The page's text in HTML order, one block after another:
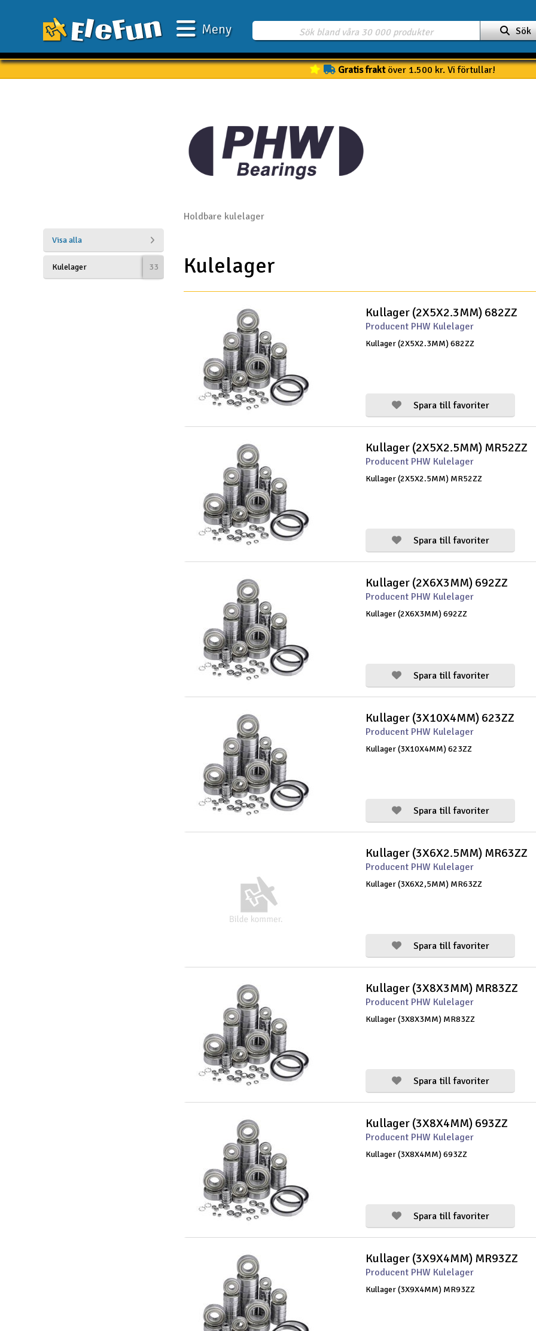
Bilbana
Båtar
Sök
Meny
Gratis fraktöver 1.500 kr. Vi förtullar!
Holdbare kulelager
Visa alla
Kulelager 33 Kulelager
Kullager (2X5X2.3MM) 682ZZ
Producent PHW Kulelager
Kullager (2X5X2.3MM) 682ZZ
Spara till favoriter
Kullager (2X5X2.5MM) MR52ZZ
Producent PHW Kulelager
Kullager (2X5X2.5MM) MR52ZZ
Spara till favoriter
Kullager (2X6X3MM) 692ZZ
Producent PHW Kulelager
Kullager (2X6X3MM) 692ZZ
Spara till favoriter
Kullager (3X10X4MM) 623ZZ
Producent PHW Kulelager
Kullager (3X10X4MM) 623ZZ
Spara till favoriter
Kullager (3X6X2.5MM) MR63ZZ
Producent PHW Kulelager
Kullager (3X6X2,5MM) MR63ZZ
Spara till favoriter
Kullager (3X8X3MM) MR83ZZ
Producent PHW Kulelager
Kullager (3X8X3MM) MR83ZZ
Spara till favoriter
Kullager (3X8X4MM) 693ZZ
Producent PHW Kulelager
Kullager (3X8X4MM) 693ZZ
Spara till favoriter
Kullager (3X9X4MM) MR93ZZ
Producent PHW Kulelager
Kullager (3X9X4MM) MR93ZZ